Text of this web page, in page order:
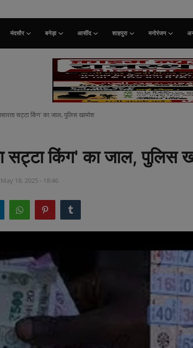
मंदसौर बनेड़ा आसींद शाहपुरा मनोरंजन
सट्टा किंग' का जाल, पुलिस खामोश
सट्टा किंग' का जाल, पुलिस
May 18, 2025 - 18:46